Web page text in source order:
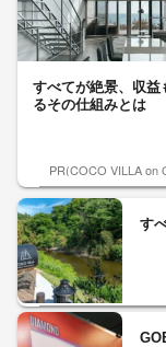
すべてが絶景、収益
るその仕組みとは
PR(COCO VILLA on
す